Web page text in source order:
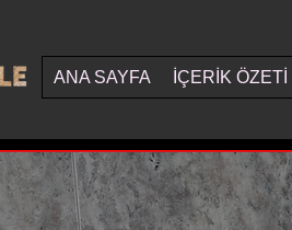
ANA SAYFA İÇERİK ÖZETİ